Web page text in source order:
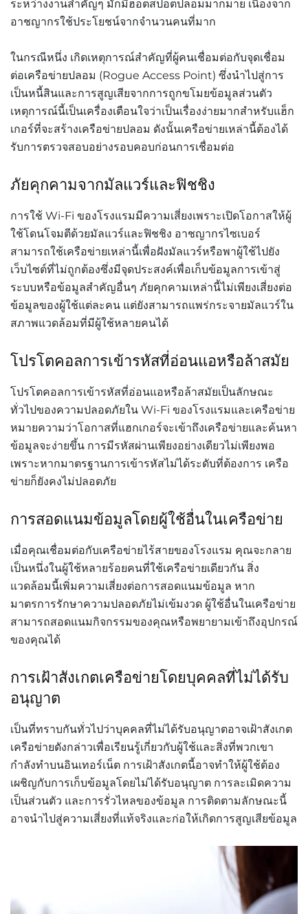
ระหว่างงานสำคัญๆ มักมีฮอตสปอตปลอมมากมาย เนื่องจาก
อาชญากรใช้ประโยชน์จากจำนวนคนที่มาก
ในกรณีหนึ่ง เกิดเหตุการณ์สำคัญที่ผู้คนเชื่อมต่อกับจุดเชื่อม
ต่อเครือข่ายปลอม (Rogue Access Point) ซึ่งนำไปสู่การ
เป็นหนี้สินและการสูญเสียจากการถูกขโมยข้อมูลส่วนตัว
เหตุการณ์นี้เป็นเครื่องเตือนใจว่าเป็นเรื่องง่ายมากสำหรับแฮ็ก
เกอร์ที่จะสร้างเครือข่ายปลอม ดังนั้นเครือข่ายเหล่านี้ต้องได้
รับการตรวจสอบอย่างรอบคอบก่อนการเชื่อมต่อ
ภัยคุกคามจากมัลแวร์และฟิชชิง
การใช้ Wi-Fi ของโรงแรมมีความเสี่ยงเพราะเปิดโอกาสให้ผู้
ใช้โดนโจมตีด้วยมัลแวร์และฟิชชิง อาชญากรไซเบอร์
สามารถใช้เครือข่ายเหล่านี้เพื่อฝังมัลแวร์หรือพาผู้ใช้ไปยัง
เว็บไซต์ที่ไม่ถูกต้องซึ่งมีจุดประสงค์เพื่อเก็บข้อมูลการเข้าสู่
ระบบหรือข้อมูลสำคัญอื่นๆ ภัยคุกคามเหล่านี้ไม่เพียงเสี่ยงต่อ
ข้อมูลของผู้ใช้แต่ละคน แต่ยังสามารถแพร่กระจายมัลแวร์ใน
สภาพแวดล้อมที่มีผู้ใช้หลายคนได้
โปรโตคอลการเข้ารหัสที่อ่อนแอหรือล้าสมัย
โปรโตคอลการเข้ารหัสที่อ่อนแอหรือล้าสมัยเป็นลักษณะ
ทั่วไปของความปลอดภัยใน Wi-Fi ของโรงแรมและเครือข่าย
หมายความว่าโอกาสที่แฮกเกอร์จะเข้าถึงเครือข่ายและค้นหา
ข้อมูลจะง่ายขึ้น การมีรหัสผ่านเพียงอย่างเดียวไม่เพียงพอ
เพราะหากมาตรฐานการเข้ารหัสไม่ได้ระดับที่ต้องการ เครือ
ข่ายก็ยังคงไม่ปลอดภัย
การสอดแนมข้อมูลโดยผู้ใช้อื่นในเครือข่าย
เมื่อคุณเชื่อมต่อกับเครือข่ายไร้สายของโรงแรม คุณจะกลาย
เป็นหนึ่งในผู้ใช้หลายร้อยคนที่ใช้เครือข่ายเดียวกัน สิ่ง
แวดล้อมนี้เพิ่มความเสี่ยงต่อการสอดแนมข้อมูล หาก
มาตรการรักษาความปลอดภัยไม่เข้มงวด ผู้ใช้อื่นในเครือข่าย
สามารถสอดแนมกิจกรรมของคุณหรือพยายามเข้าถึงอุปกรณ์
ของคุณได้
การเฝ้าสังเกตเครือข่ายโดยบุคคลที่ไม่ได้รับ
อนุญาต
เป็นที่ทราบกันทั่วไปว่าบุคคลที่ไม่ได้รับอนุญาตอาจเฝ้าสังเกต
เครือข่ายดังกล่าวเพื่อเรียนรู้เกี่ยวกับผู้ใช้และสิ่งที่พวกเขา
กำลังทำบนอินเทอร์เน็ต การเฝ้าสังเกตนี้อาจทำให้ผู้ใช้ต้อง
เผชิญกับการเก็บข้อมูลโดยไม่ได้รับอนุญาต การละเมิดความ
เป็นส่วนตัว และการรั่วไหลของข้อมูล การติดตามลักษณะนี้
อาจนำไปสู่ความเสี่ยงที่แท้จริงและก่อให้เกิดการสูญเสียข้อมูล